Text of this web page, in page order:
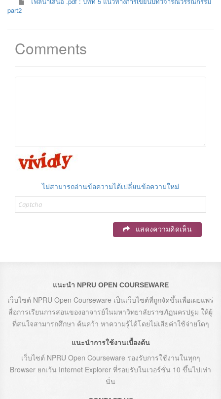
part2
Comments
ไม่สามารถอ่านข้อความได้เปลี่ยนข้อความใหม่
แสดงความคิดเห็น
แนะนำ NPRU OPEN COURSEWARE
เว็บไซต์ NPRU Open Courseware เป็นเว็บไซต์ที่ถูกจัดขึ้นเพื่อเผยแพร่
สื่อการเรียนการสอนของอาจารย์ในมหาวิทยาลัยราชภัฏนครปฐม ให้ผู้
ที่สนใจสามารถศึกษา ค้นคว้า หาความรู้ได้โดยไม่เสียค่าใช้จ่ายใดๆ
แนะนำการใช้งานเบื้องต้น
เว็บไซต์ NPRU Open Courseware รองรับการใช้งานในทุกๆ
Browser ยกเว้น Internet Explorer ที่รอบรับในเวอร์ชั่น 10 ขึ้นไปเท่า
นั่น